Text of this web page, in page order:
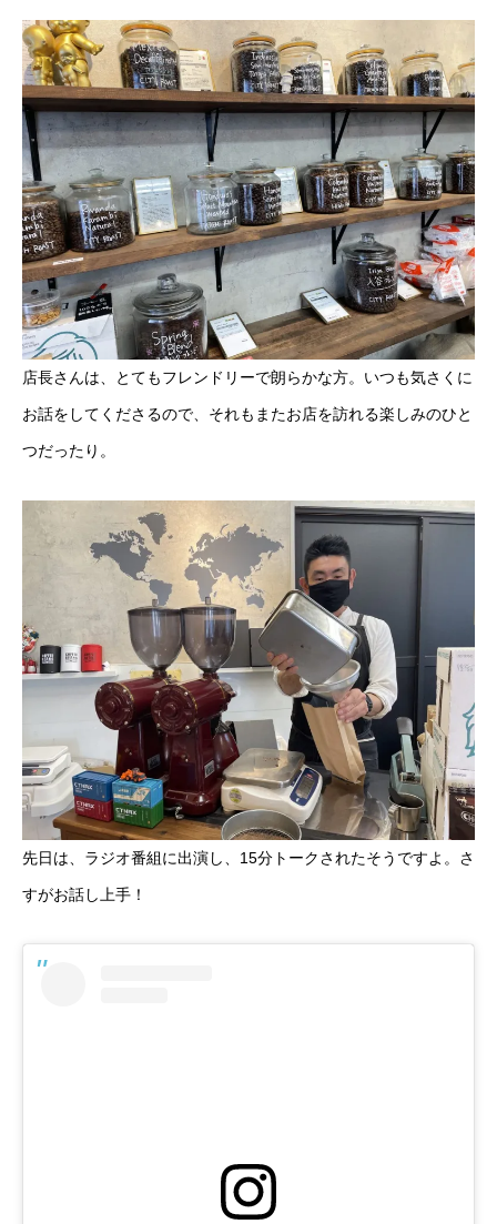
店長さんは、とてもフレンドリーで朗らかな方。いつも気さくに
お話をしてくださるので、それもまたお店を訪れる楽しみのひと
つだったり。
先日は、ラジオ番組に出演し、15分トークされたそうですよ。さ
すがお話し上手！